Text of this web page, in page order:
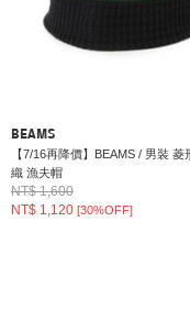
BEAMS
【7/16再降價】BEAMS / 男裝 菱
織 漁夫帽
NT$ 1,600
NT$ 1,120 [30%OFF]